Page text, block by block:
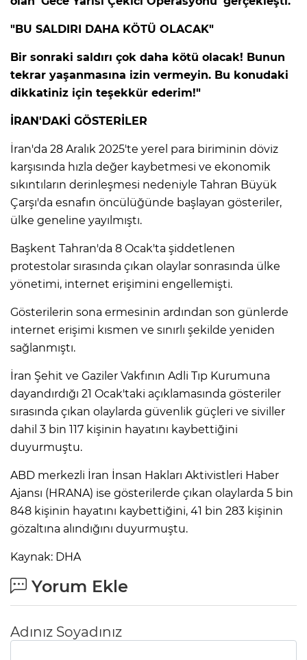
"BU SALDIRI DAHA KÖTÜ OLACAK"
Bir sonraki saldırı çok daha kötü olacak! Bunun
tekrar yaşanmasına izin vermeyin. Bu konudaki
dikkatiniz için teşekkür ederim!"
İRAN'DAKİ GÖSTERİLER
İran'da 28 Aralık 2025'te yerel para biriminin döviz
karşısında hızla değer kaybetmesi ve ekonomik
sıkıntıların derinleşmesi nedeniyle Tahran Büyük
Çarşı'da esnafın öncülüğünde başlayan gösteriler,
ülke geneline yayılmıştı.
Başkent Tahran'da 8 Ocak'ta şiddetlenen
protestolar sırasında çıkan olaylar sonrasında ülke
yönetimi, internet erişimini engellemişti.
Gösterilerin sona ermesinin ardından son günlerde
internet erişimi kısmen ve sınırlı şekilde yeniden
sağlanmıştı.
İran Şehit ve Gaziler Vakfının Adli Tıp Kurumuna
dayandırdığı 21 Ocak'taki açıklamasında gösteriler
sırasında çıkan olaylarda güvenlik güçleri ve siviller
dahil 3 bin 117 kişinin hayatını kaybettiğini
duyurmuştu.
ABD merkezli İran İnsan Hakları Aktivistleri Haber
Ajansı (HRANA) ise gösterilerde çıkan olaylarda 5 bin
848 kişinin hayatını kaybettiğini, 41 bin 283 kişinin
gözaltına alındığını duyurmuştu.
Kaynak: DHA
Yorum Ekle
Adınız Soyadınız